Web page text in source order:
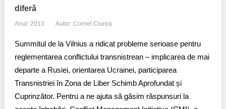
diferă
Anul: 2013 Autor: Cornel Ciurea
Summitul de la Vilnius a ridicat probleme serioase pentru
reglementarea conflictului transnistrean – implicarea de mai
departe a Rusiei, orientarea Ucrainei, participarea
Transnistriei în Zona de Liber Schimb Aprofundat și
Cuprinzător. Pentru a ne ajuta să găsim răspunsuri la